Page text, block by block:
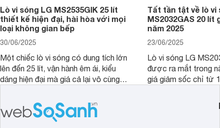
Lò vi sóng LG MS2535GIK 25 lít
thiết kế hiện đại, hài hòa với mọi
loại không gian bếp
30/06/2025
Một chiếc lò vi sóng có dung tích lớn
lên đến 25 lít, vận hành êm ái, kiểu
dáng hiện đại mà giá cả lại vô cùng
tả về lò vi sóng LG MS2535GIK 25 lít.
Sản phẩm này là một ứng cử viên rất
đáng cân nhắc cho căn bếp của gia
Tất tần tật về lò vi
MS2032GAS 20 lít
năm 2025
23/06/2025
Lò vi sóng LG
được ra mắt trong
giá giảm sốc chỉ từ
có còn đáng mua
căn bếp nhà bạn